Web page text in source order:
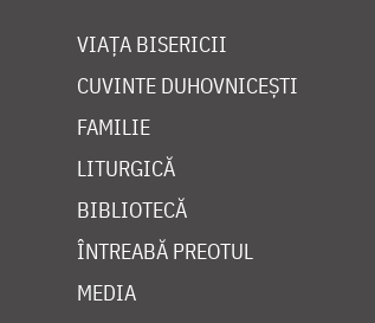
VIAȚA BISERICII
CUVINTE DUHOVNICEȘTI
FAMILIE
LITURGICĂ
BIBLIOTECĂ
ÎNTREABĂ PREOTUL
MEDIA